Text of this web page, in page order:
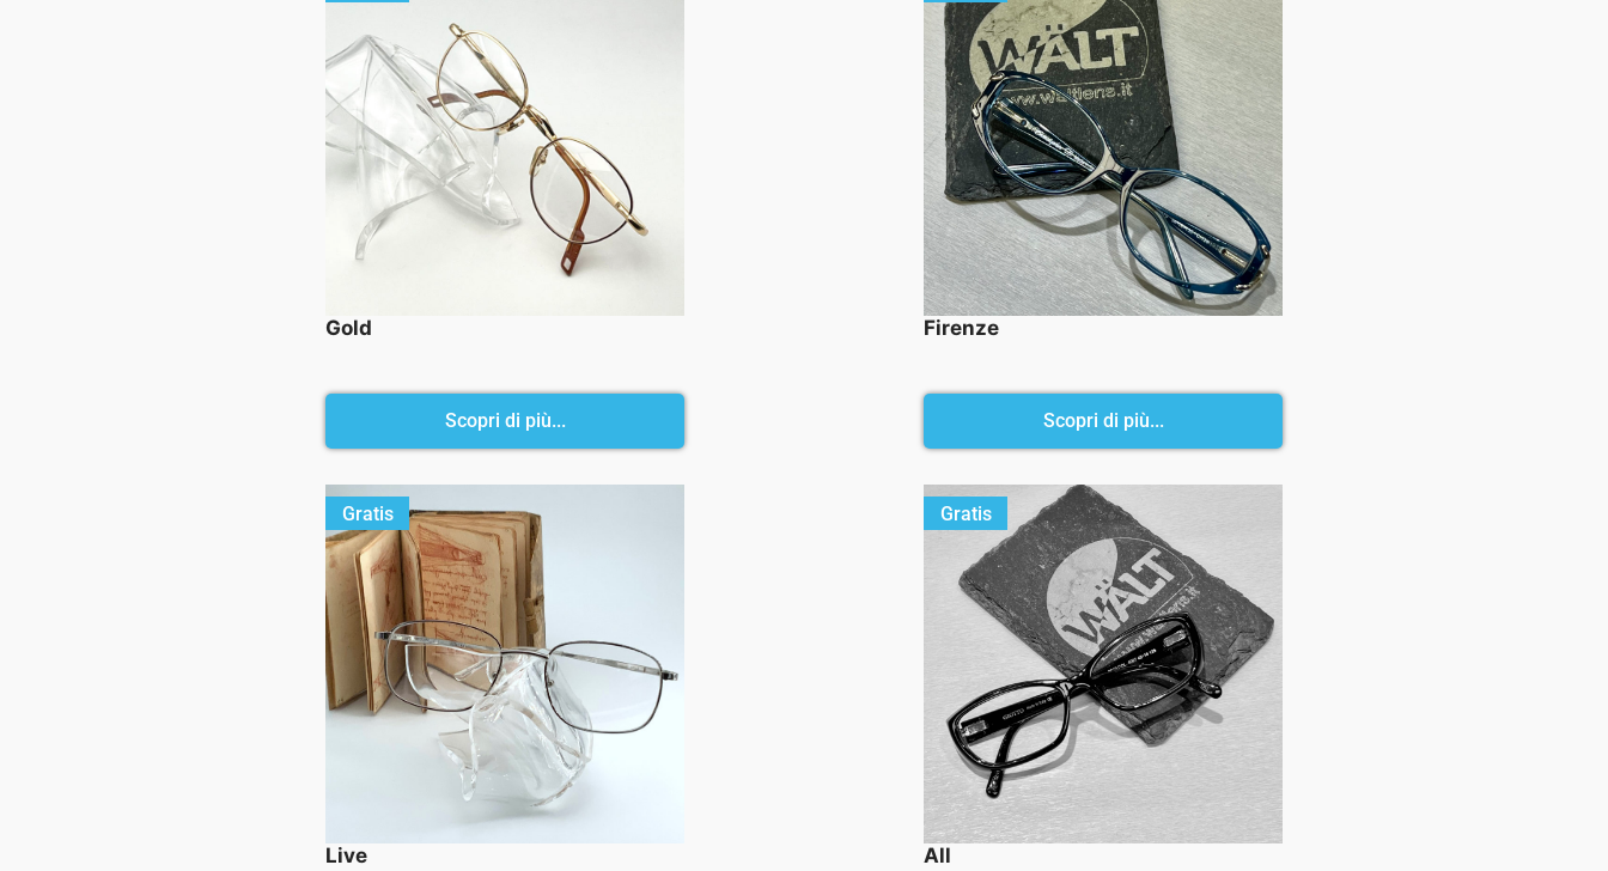
Gold
Scopri di più...
Firenze
Scopri di più...
Gratis
Live
Gratis
All